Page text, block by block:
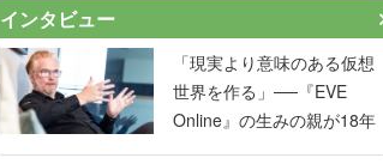
インタビュー
「現実より意味のある仮想
世界を作る」──『EVE
Online』の生みの親が18年
掲げ続ける”クレイジーな宣